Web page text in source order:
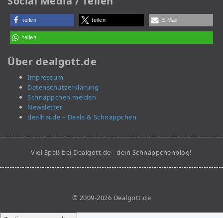
teilen teilen E-Mail
teilen
Über dealgott.de
Impressum
Datenschutzerklärung
Schnäppchen melden
Newsletter
dealhai.de – Deals & Schnäppchen
Viel Spaß bei Dealgott.de - dein Schnäppchenblog!
© 2009-2026 Dealgott.de